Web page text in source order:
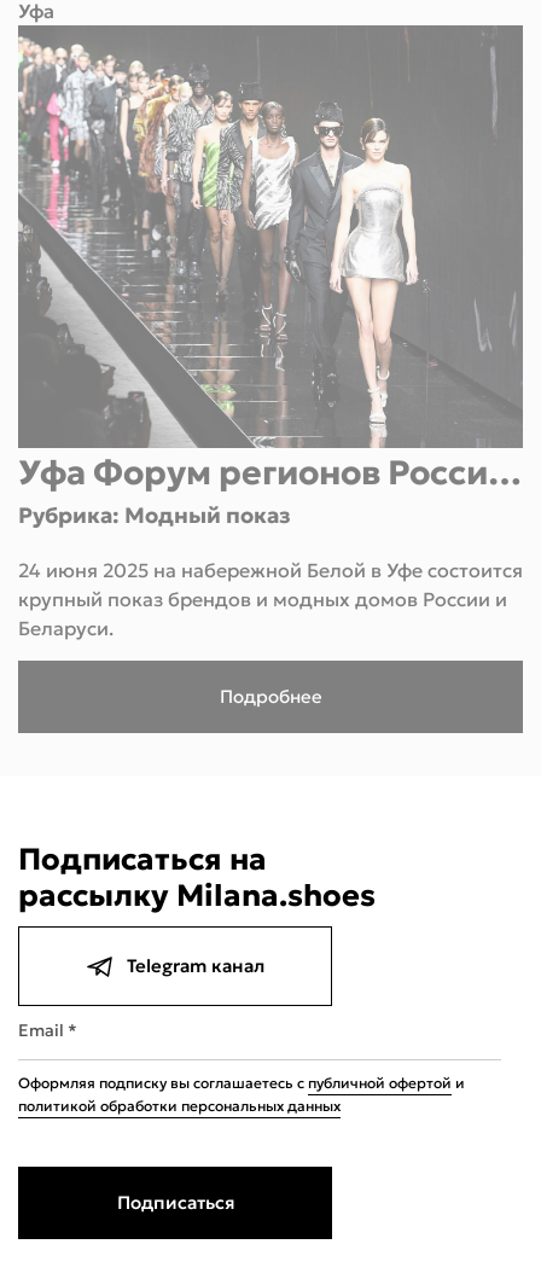
Уфа
Уфа Форум регионов России
и Беларуси 2025
Рубрика: Модный показ
24 июня 2025 на набережной Белой в Уфе состоится
крупный показ брендов и модных домов России и
Беларуси.
Подробнее
Подписаться на
рассылку Milana.shoes
Telegram канал
Email *
Оформляя подписку вы соглашаетесь с публичной офертой и
политикой обработки персональных данных
Подписаться